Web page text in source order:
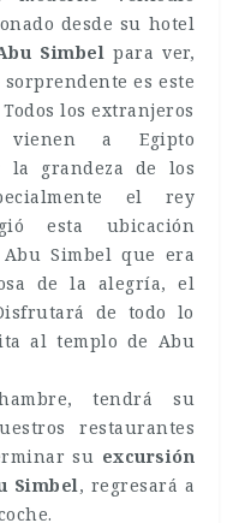
desde su hotel
Simbel para ver,
es este
los extranjeros
a Egipto
la grandeza de los
el rey
esta ubicación
Simbel que era
de la alegría, el
de todo lo
al templo de Abu
tendrá su
restaurantes
su excursión
Simbel, regresará a